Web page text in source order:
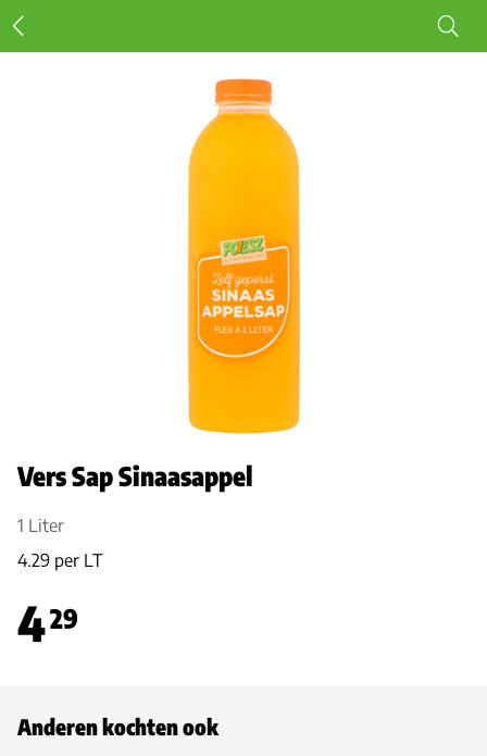
Vers Sap Sinaasappel
1 Liter
4.29 per LT
429
Anderen kochten ook